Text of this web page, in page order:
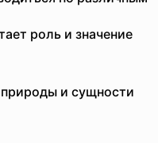
роль и значение
и сущности